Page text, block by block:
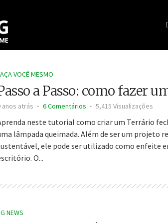
VOCÊ MESMO
a Passo: como fazer
anos atrás 6 Comentários 5,415 Visualizações
neste tutorial como criar um Terrário
lâmpada queimada. Além de ser um projeto
ele pode ser utilizado como enfeite
O...
NEWS